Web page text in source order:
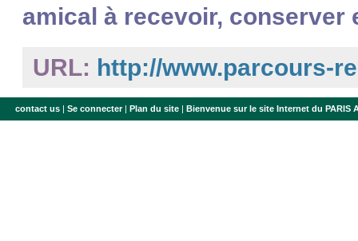
amical à recevoir, conserver
URL: http://www.parcours-
contact us| Se connecter| Plan du site| Bienvenue sur le site Internet du PARIS